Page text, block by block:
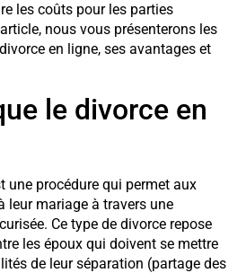
les coûts pour les parties
nous vous présenterons les
en ligne, ses avantages et
le divorce en
une procédure qui permet aux
leur mariage à travers une
Ce type de divorce repose
les époux qui doivent se mettre
de leur séparation (partage des